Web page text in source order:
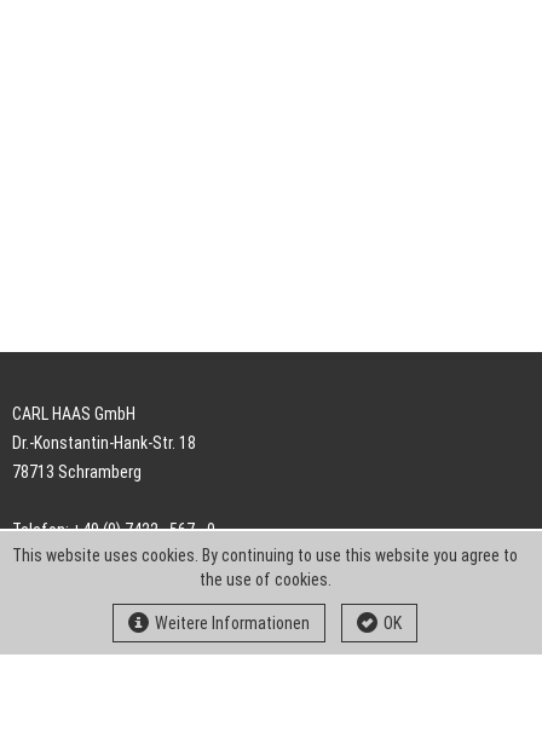
CARL HAAS GmbH
Dr.-Konstantin-Hank-Str. 18
78713 Schramberg
Telefon: +49 (0) 7422 . 567 - 0
Telefax: +49 (0) 7422 . 567 - 239
info-ch@kern-liebers.com
This website uses cookies. By continuing to use this website you agree to
the use of cookies.
Weitere Informationen OK